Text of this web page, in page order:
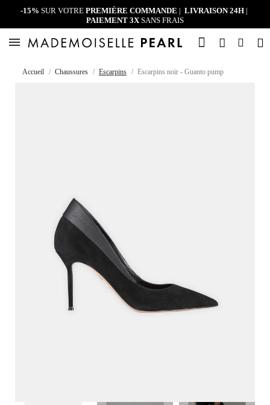
-15% SUR VOTRE PREMIÈRE COMMANDE | LIVRAISON 24H |
PAIEMENT 3XSANS FRAIS
Accueil Chaussures Escarpins Escarpins noir - Guanto pump